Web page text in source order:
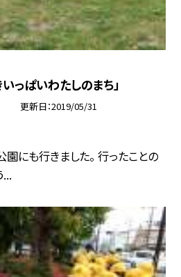
いっぱいわたしのまち」
更新日 2019/05/31
園にも行きました。 行ったことの
...